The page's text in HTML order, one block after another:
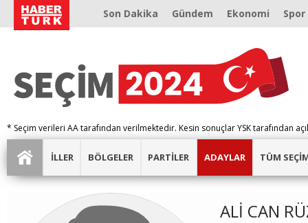
Son Dakika Gündem Ekonomi Spor
* Seçim verileri AA tarafından verilmektedir. Kesin sonuçlar YSK tarafından
İLLER BÖLGELER PARTİLER ADAYLAR TÜM
ALİ CAN